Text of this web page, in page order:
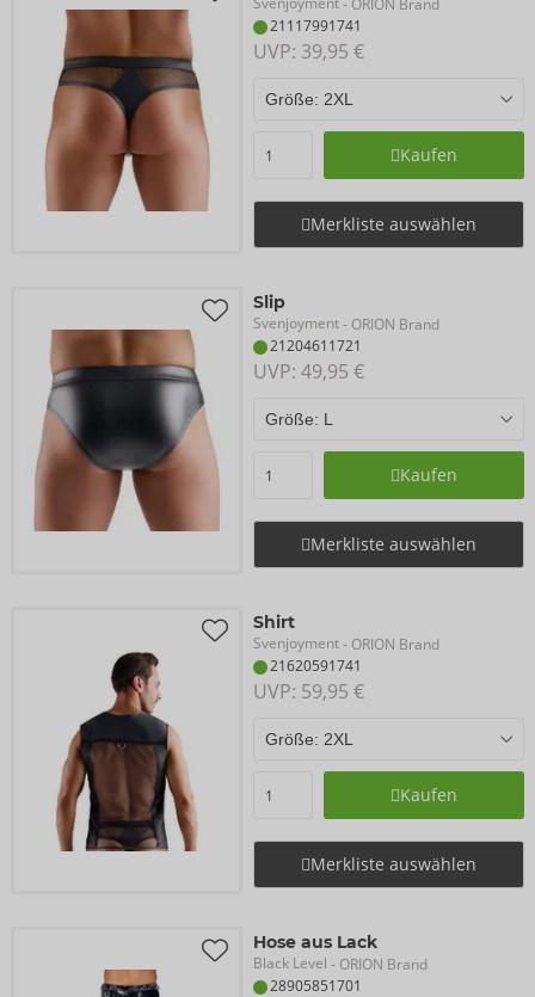
21117991741
UVP: 39,95 €
Kaufen
Merkliste auswählen
Slip
Svenjoyment- ORION Brand
21204611721
UVP: 49,95 €
Kaufen
Merkliste auswählen
Shirt
Svenjoyment- ORION Brand
21620591741
UVP: 59,95 €
Kaufen
Merkliste auswählen
Hose aus Lack
Black Level - ORION Brand
28905851701